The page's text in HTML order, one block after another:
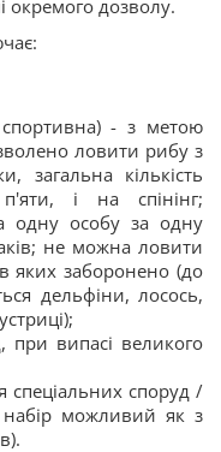
окремого дозволу.
- з метою
ловити рибу з
загальна кількість
і на спінінг;
одну особу за одну
не можна ловити
яких заборонено (до
дельфіни, лосось,
при випасі великого
спеціальних споруд /
набір можливий як з